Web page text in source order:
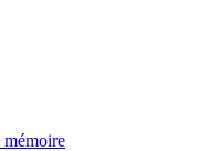
mémoire